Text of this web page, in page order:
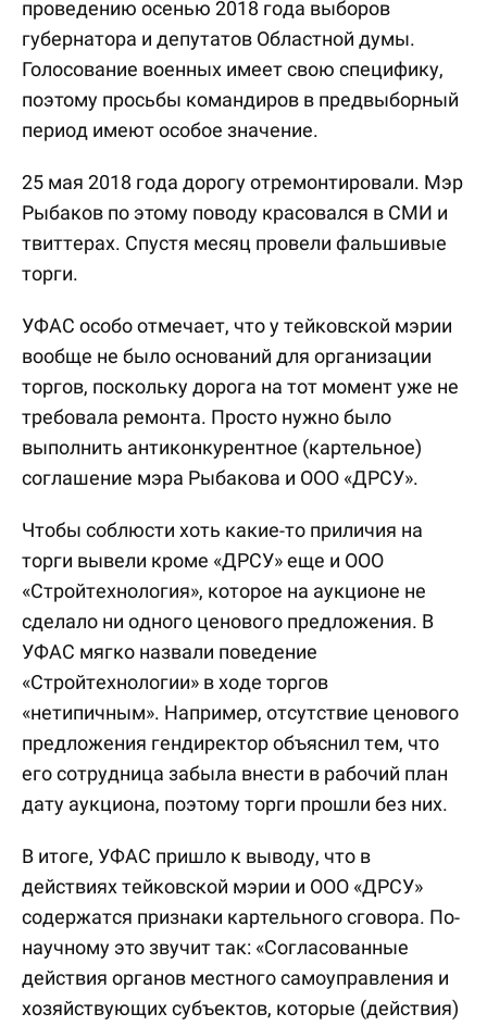
проведению осенью 2018 года выборов
губернатора и депутатов Областной думы.
Голосование военных имеет свою специфику,
поэтому просьбы командиров в предвыборный
период имеют особое значение.
25 мая 2018 года дорогу отремонтировали. Мэр
Рыбаков по этому поводу красовался в СМИ и
твиттерах. Спустя месяц провели фальшивые
торги.
УФАС особо отмечает, что у тейковской мэрии
вообще не было оснований для организации
торгов, поскольку дорога на тот момент уже не
требовала ремонта. Просто нужно было
выполнить антиконкурентное (картельное)
соглашение мэра Рыбакова и ООО «ДРСУ».
Чтобы соблюсти хоть какие-то приличия на
торги вывели кроме «ДРСУ» еще и ООО
«Стройтехнология», которое на аукционе не
сделало ни одного ценового предложения. В
УФАС мягко назвали поведение
«Стройтехнологии» в ходе торгов
«нетипичным». Например, отсутствие ценового
предложения гендиректор объяснил тем, что
его сотрудница забыла внести в рабочий план
дату аукциона, поэтому торги прошли без них.
В итоге, УФАС пришло к выводу, что в
действиях тейковской мэрии и ООО «ДРСУ»
содержатся признаки картельного сговора. По-
научному это звучит так: «Согласованные
действия органов местного самоуправления и
хозяйствующих субъектов, которые (действия)